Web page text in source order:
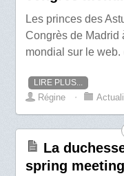
Les princes des
Congrès de Madrid
mondial sur le
LIRE PLUS...
Régine ⋅
La
spring